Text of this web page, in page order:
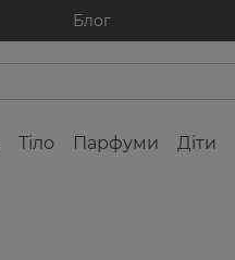
Блог
Тіло Парфуми Діти